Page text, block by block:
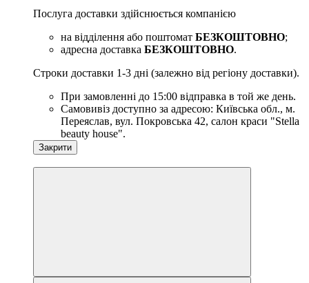
Послуга доставки здійснюється компанією
на відділення або поштомат БЕЗКОШТОВНО;
адресна доставка БЕЗКОШТОВНО.
Строки доставки 1-3 дні (залежно від регіону доставки).
При замовленні до 15:00 відправка в той же день.
Самовивіз доступно за адресою: Київська обл., м.
Переяслав, вул. Покровська 42, салон краси "Stella
beauty house".
Закрити